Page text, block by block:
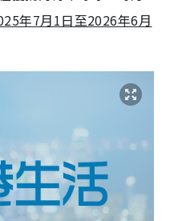
年7月1日至2026年6月